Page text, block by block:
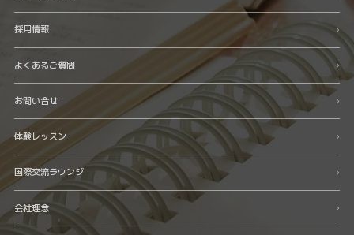
採用情報
よくあるご質問
お問い合せ
体験レッスン
国際交流ラウンジ
会社理念